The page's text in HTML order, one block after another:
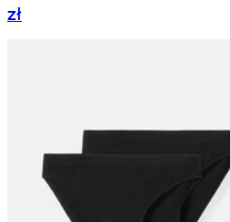
zł